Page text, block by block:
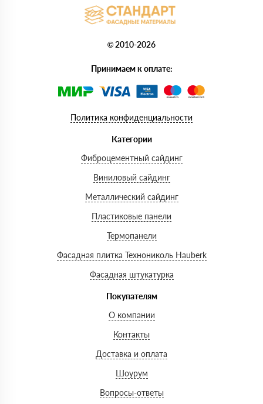
© 2010-2026
Принимаем к оплате:
Политика конфиденциальности
Категории
Фиброцементный сайдинг
Виниловый сайдинг
Металлический сайдинг
Пластиковые панели
Термопанели
Фасадная плитка Технониколь Hauberk
Фасадная штукатурка
Покупателям
О компании
Контакты
Доставка и оплата
Шоурум
Вопросы-ответы